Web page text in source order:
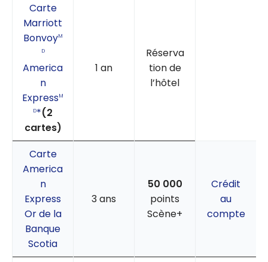
Carte
Marriott
BonvoyM
D
America
n
ExpressM
D*(2
cartes)
1 an
Réserva
tion de
l’hôtel
Carte
America
n
Express
Or de la
Banque
Scotia
3 ans
50 000
points
Scène+
Crédit
au
compte